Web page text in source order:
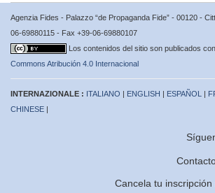
Agenzia Fides - Palazzo “de Propaganda Fide” - 00120 -
06-69880115 - Fax +39-06-69880107
Los contenidos del sitio son publicados con
Commons Atribución 4.0 Internacional
INTERNAZIONALE : ITALIANO | ENGLISH | ESPAÑOL |
CHINESE |
Cancela tu